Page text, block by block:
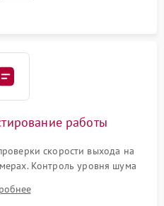
работы
скорости выхода на
Контроль уровня шума
стенок и корректного
оттайки.